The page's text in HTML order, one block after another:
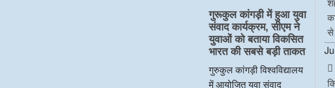
o
o
k
e
r
e
d
I
n
s
A
p
p
गुरूकुल कांगड़ी में हुआ युवा
संवाद कार्यक्रम, सीएम ने
युवाओं को बताया विकसित
भारत की सबसे बड़ी ताकत
गुरुकुल कांगड़ी विश्वविद्यालय
में आयोजित युवा संवाद
से